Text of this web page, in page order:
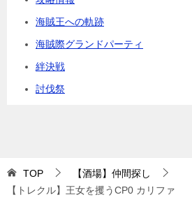
海賊王への軌跡
海賊際グランドパーティ
絆決戦
討伐祭
TOP
【酒場】仲間探し
【トレクル】王女を攫うCP0 カリファ